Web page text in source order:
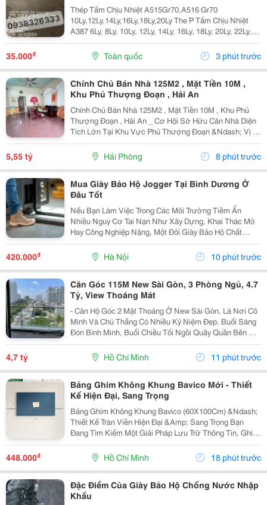
Thép Tấm Chịu Nhiệt A515Gr70,A516 Gr70
10Ly,12Ly,14Ly,16Ly,18Ly,20Ly The ́P Tấm Chịu Nhiệt
A387 6Ly, 8Ly, 10Ly, 12Ly, 14Ly, 16Ly, 18Ly, 20Ly, 22Ly,
25Ly, 30Ly, 35Ly Thép Tấm Chịu Nhiệt ,16Mo3,13Crmo
4-5 A515 Gr70 A387 6Ly, 8Ly,...
35.000₫ Toàn quốc 3 phút trước
Chính Chủ Bán Nhà 125M2 , Mặt Tiền 10M ,
Khu Phủ Thượng Đoạn , Hải An
Chính Chủ Bán Nhà 125M2 , Mặt Tiền 10M , Khu Phủ
Thượng Đoạn , Hải An _ Cơ Hội Sở Hữu Căn Nhà Diện
Tích Lớn Tại Khu Vực Phủ Thượng Đoạn &Ndash; Vị Trí
Đẹp, Ngõ Rộng, Ô Tô Chỉ Cách Nhà Vài Bước Chân.
Phù Hợp An Cư Hoặc Đầu Tư Lâu Dài. * Thông Tin...
5,55 tỷ Hải Phòng 8 phút trước
Mua Giày Bảo Hộ Jogger Tại Bình Dương Ở
Đâu Tốt
Nếu Bạn Làm Việc Trong Các Môi Trường Tiềm Ẩn
Nhiều Nguy Cơ Tai Nạn Như Xây Dựng, Khai Thác Mỏ
Hay Công Nghiệp Nặng, Một Đôi Giày Bảo Hộ Chất
Lượng Là Trang Bị Không Thể Thiếu Để Bảo Vệ Đôi
Chân. Safety Jogger Là Thương Hiệu Giày Bảo Hộ Nổi
Tiếng Với...
420.000₫ Hà Nội 10 phút trước
Căn Góc 115M New Sài Gòn, 3 Phòng Ngủ, 4.7
Tỷ, View Thoáng Mát
- Căn Hộ Góc 2 Mặt Thoáng Ở New Sài Gòn, Là Nơi Cô
Minh Và Chú Thắng Có Nhiều Kỷ Niệm Đẹp, Buổi Sáng
Đón Bình Minh, Buổi Chiều Tối Ngồi Quây Quần Bên Gia
Đình. Nay Chuẩn Bị Sang Ở Căn Biệt Thự Nên Đành
Gửi Gắm Căn Hộ Này Lại Với Giá 4.7 Tỷ - Căn Hộ...
4,7 tỷ Hồ Chí Minh 11 phút trước
Bảng Ghim Không Khung Bavico Mới - Thiết
Kế Hiện Đại, Sang Trọng
Bảng Ghim Không Khung Bavico (60X100Cm) &Ndash;
Thiết Kế Tràn Viền Hiện Đại &Amp; Sang Trọng Bạn
Đang Tìm Kiếm Một Giải Pháp Lưu Trữ Thông Tin, Ghi
Chú Công Việc Vừa Tiện Lợi Vừa Nâng Tầm Thẩm Mỹ
Cho Không Gian Sống Và Làm Việc? Bảng Ghim
Không...
448.000₫ Hồ Chí Minh 18 phút trước
Đặc Điểm Của Giày Bảo Hộ Chống Nước Nhập
Khẩu